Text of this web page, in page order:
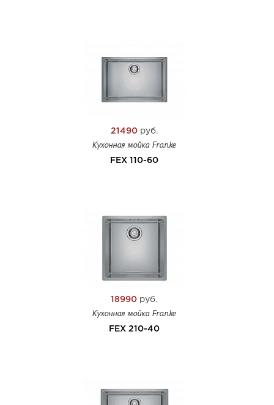
21490руб.
Кухонная мойка Franke
FEX 110-60
18990 руб.
Кухонная мойка Franke
FEX 210-40